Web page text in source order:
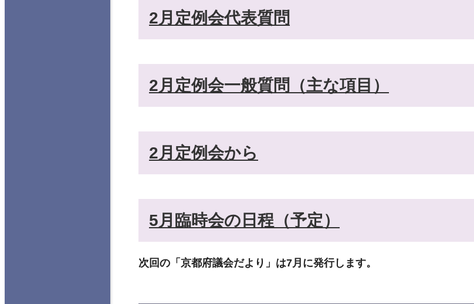
2月定例会代表質問
2月定例会一般質問（主な項目）
2月定例会から
5月臨時会の日程（予定）
次回の「京都府議会だより」は7月に発行します。